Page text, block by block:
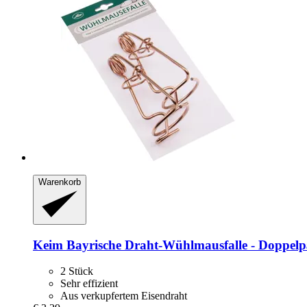
Warenkorb
Keim Bayrische Draht-​Wühlmausfalle -​
2 Stück
Sehr effizient
Aus verkupfertem Eisendraht